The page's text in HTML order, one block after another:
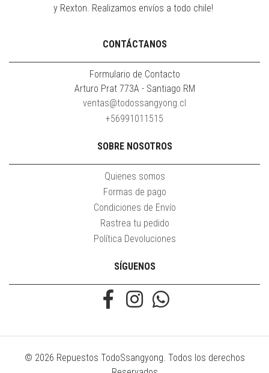
y Rexton. Realizamos envíos a todo chile!
CONTÁCTANOS
Formulario de Contacto
Arturo Prat 773A - Santiago RM
ventas@todossangyong.cl
+56991011515
SOBRE NOSOTROS
Quienes somos
Formas de pago
Condiciones de Envío
Rastrea tu pedido
Política Devoluciones
SÍGUENOS
© 2026 Repuestos TodoSsangyong. Todos los derechos